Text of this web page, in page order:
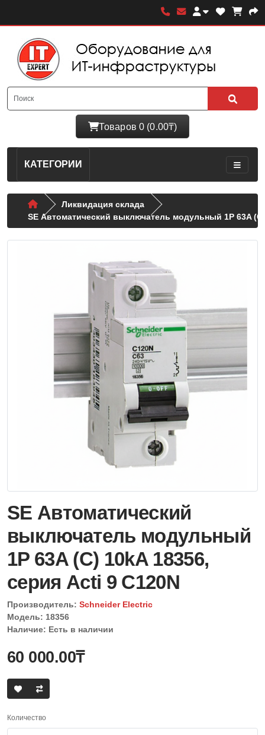
Товаров 0 (0.00₸)
КАТЕГОРИИ
Ликвидация склада
SE Автоматический выключатель модульный 1P 63A
SE Автоматический
выключатель модульный
1P 63A (C) 10kA 18356,
серия Acti 9 C120N
Производитель: Schneider Electric
Модель: 18356
Наличие: Есть в наличии
60 000.00₸
Количество